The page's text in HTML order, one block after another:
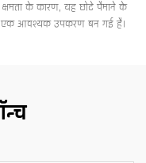
के कारण, यह छोटे पैमाने के
एक आवश्यक उपकरण बन गई है।